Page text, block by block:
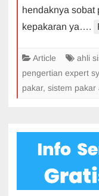
hendaknya sobat
kepakaran ya….
Article ahli
pengertian expert
pakar, sistem pakar